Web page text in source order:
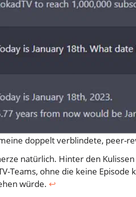
doppelt verblindete, peer-
natürlich. Hinter den
Teams, ohne die keine
würde. ↩︎